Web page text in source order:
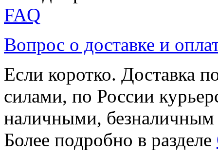
FAQ
Вопрос о доставке и
Если коротко. Доставка
силами, по России
наличными,
Более подробно в разделе